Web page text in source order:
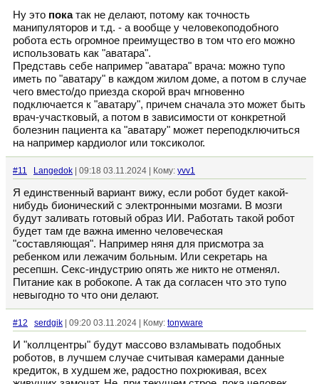
Ну это покатак не делают, потому как точность
манипуляторов и т.д. - а вообще у человекоподобного
робота есть огромное преимущество в том что его можно
использовать как "аватара".
Представь себе например "аватара" врача: можно тупо
иметь по "аватару" в каждом жилом доме, а потом в случае
чего вместо/до приезда скорой врач мгновенно
подключается к "аватару", причем сначала это может быть
врач-участковый, а потом в зависимости от конкретной
болезнин пациента ка "аватару" может переподключиться
на например кардиолог или токсиколог.
#11 Langedok | 09:18 03.11.2024 | Кому: yvv1
Я единственный вариант вижу, если робот будет какой-
нибудь бионический с электронными мозгами. В мозги
будут заливать готовый образ ИИ. Работать такой робот
будет там где важна именно человеческая
"составляющая". Например няня для присмотра за
ребенком или лежачим больным. Или секретарь на
ресепшн. Секс-индустрию опять же никто не отменял.
Питание как в робокопе. А так да согласен что это тупо
невыгодно то что они делают.
#12 serdgik | 09:20 03.11.2024 | Кому: tonyware
И "коллцентры" будут массово взламывать подобных
роботов, в лучшем случае считывая камерами данные
кредиток, в худшем же, радостно похрюкивая, всех